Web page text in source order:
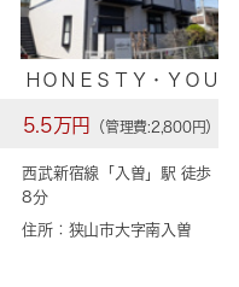
ＨＯＮＥＳＴＹ・ＹＯＵ
5.5万円 （管理費:2,800円）
西武新宿線「 入曽 」駅 徒歩
8分
住所：狭山市大字南入曽